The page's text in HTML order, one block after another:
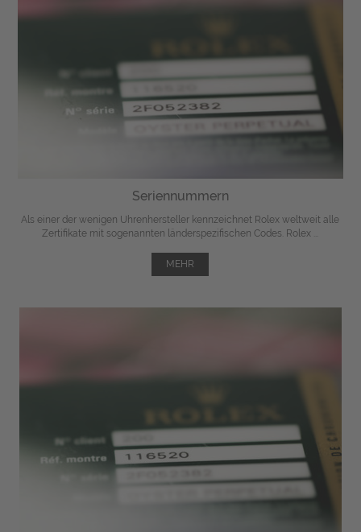
Seriennummern
Als einer der wenigen Uhrenhersteller kennzeichnet Rolex weltweit alle
Zertifikate mit sogenannten länderspezifischen Codes. Rolex ...
MEHR